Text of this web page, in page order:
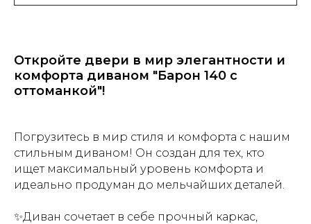
Откройте двери в мир элегантности и
комфорта диваном "Барон 140 с
оттоманкой"!
Погрузитесь в мир стиля и комфорта с нашим
стильным диваном! Он создан для тех, кто
ищет максимальный уровень комфорта и
идеально продуман до мельчайших деталей.
✨Диван сочетает в себе прочный каркас,